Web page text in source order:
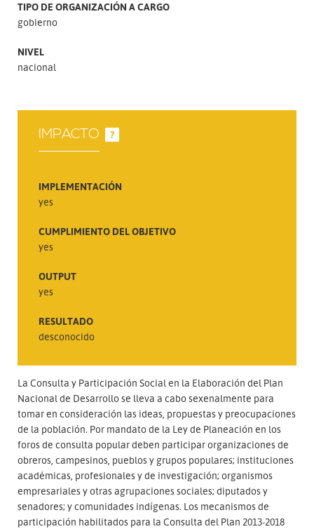
TIPO DE ORGANIZACIÓN A CARGO
gobierno
NIVEL
nacional
IMPACTO ?
IMPLEMENTACIÓN
yes
CUMPLIMIENTO DEL OBJETIVO
yes
OUTPUT
yes
RESULTADO
desconocido
La Consulta y Participación Social en la Elaboración del Plan
Nacional de Desarrollo se lleva a cabo sexenalmente para
tomar en consideración las ideas, propuestas y preocupaciones
de la población. Por mandato de la Ley de Planeación en los
foros de consulta popular deben participar organizaciones de
obreros, campesinos, pueblos y grupos populares; instituciones
académicas, profesionales y de investigación; organismos
empresariales y otras agrupaciones sociales; diputados y
senadores; y comunidades indígenas. Los mecanismos de
participación habilitados para la Consulta del Plan 2013-2018